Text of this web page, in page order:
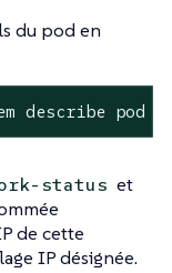
du pod en
describe pod
status et
de cette
IP désignée.